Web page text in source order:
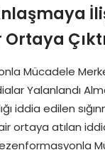
Mücadele
Yalanlandı
iddia edilen
ortaya atılan